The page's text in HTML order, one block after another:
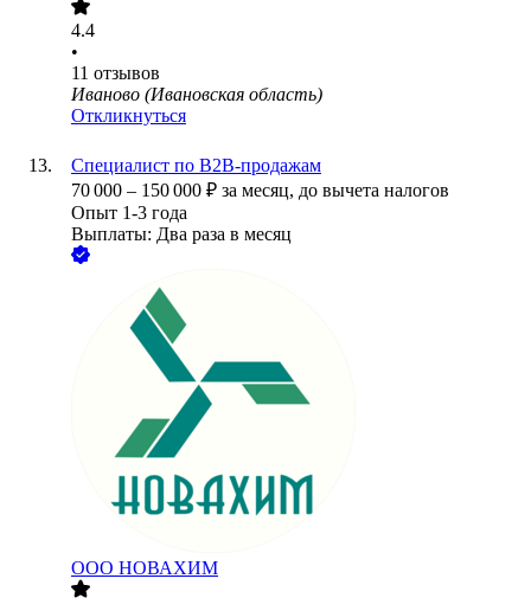
4.4
•
11 отзывов
Иваново (Ивановская область)
Откликнуться
Специалист по B2B-продажам
70 000 – 150 000 ₽ за месяц, до вычета налогов
Опыт 1-3 года
Выплаты: Два раза в месяц
ООО НОВАХИМ